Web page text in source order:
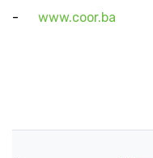
- www.coor.ba